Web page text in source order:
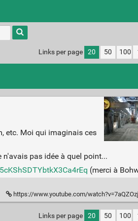
Links per page 20 50 100
etc. Moi qui imaginais ces
pas idée à quel point...
(merci à
https://www.youtube.com/
Links per page 20 50 100